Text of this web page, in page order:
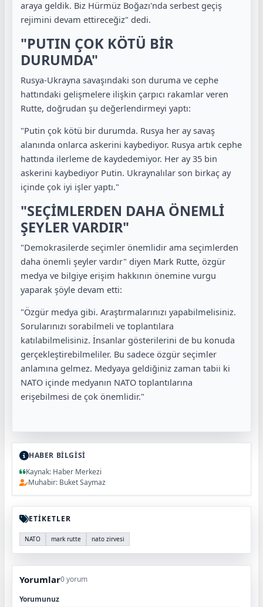
araya geldik. Biz Hürmüz Boğazı'nda serbest geçiş
rejimini devam ettireceğiz" dedi.
"PUTIN ÇOK KÖTÜ BİR
DURUMDA"
Rusya-Ukrayna savaşındaki son duruma ve cephe
hattındaki gelişmelere ilişkin çarpıcı rakamlar veren
Rutte, doğrudan şu değerlendirmeyi yaptı:
"Putin çok kötü bir durumda. Rusya her ay savaş
alanında onlarca askerini kaybediyor. Rusya artık cephe
hattında ilerleme de kaydedemiyor. Her ay 35 bin
askerini kaybediyor Putin. Ukraynalılar son birkaç ay
içinde çok iyi işler yaptı."
"SEÇİMLERDEN DAHA ÖNEMLİ
ŞEYLER VARDIR"
"Demokrasilerde seçimler önemlidir ama seçimlerden
daha önemli şeyler vardır" diyen Mark Rutte, özgür
medya ve bilgiye erişim hakkının önemine vurgu
yaparak şöyle devam etti:
"Özgür medya gibi. Araştırmalarınızı yapabilmelisiniz.
Sorularınızı sorabilmeli ve toplantılara
katılabilmelisiniz. İnsanlar gösterilerini de bu konuda
gerçekleştirebilmeliler. Bu sadece özgür seçimler
anlamına gelmez. Medyaya geldiğiniz zaman tabii ki
NATO içinde medyanın NATO toplantılarına
erişebilmesi de çok önemlidir."
HABER BİLGİSİ
Kaynak: Haber Merkezi
Muhabir: Buket Saymaz
ETİKETLER
NATO mark rutte nato zirvesi
Yorumlar0 yorum
Yorumunuz